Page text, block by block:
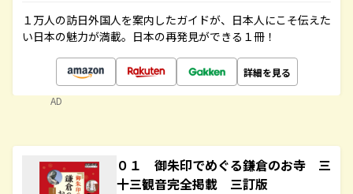
１万人の訪日外国人を案内したガイドが、日本人にこそ伝えた
い日本の魅力が満載。日本の再発見ができる１冊！
詳細を見る
AD
０１ 御朱印でめぐる鎌倉のお寺 三
十三観音完全掲載 三訂版